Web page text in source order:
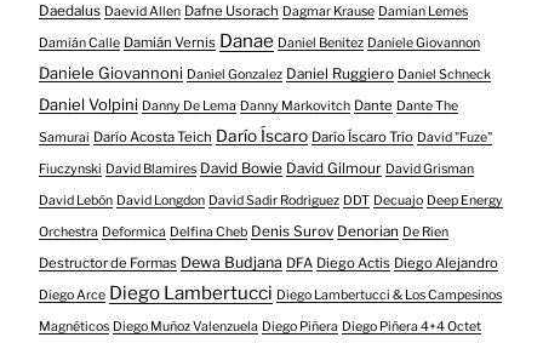
Daedalus Daevid Allen Dafne Usorach Dagmar Krause Damian Lemes
Damián Calle Damián Vernis Danae Daniel Benitez Daniele Giovannon
Daniele Giovannoni Daniel Gonzalez Daniel Ruggiero Daniel Schneck
Daniel Volpini Danny De Lema Danny Markovitch Dante Dante The
Samurai Darío Acosta Teich Darío Íscaro Darío Íscaro Trío David "Fuze"
Fiuczynski David Blamires David Bowie David Gilmour David Grisman
David Lebón David Longdon David Sadir Rodriguez DDT Decuajo Deep Energy
Orchestra Deformica Delfina Cheb Denis Surov Denorian De Rien
Destructor de Formas Dewa Budjana DFA Diego Actis Diego Alejandro
Diego Arce Diego Lambertucci Diego Lambertucci & Los Campesinos
Magnéticos Diego Muñoz Valenzuela Diego Piñera Diego Piñera 4+4 Octet